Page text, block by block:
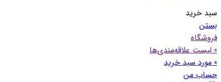
سبد خرید
بستن
فروشگاه
0 لیست علاقه‌مندی‌ها
0 مورد سبد خرید
حساب من